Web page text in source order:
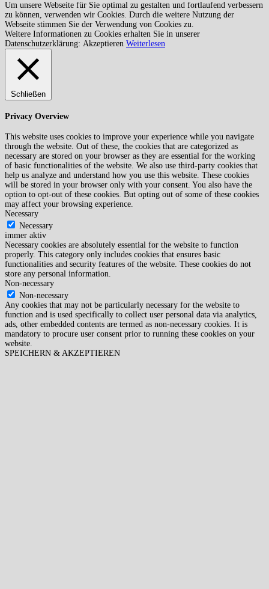
Um unsere Webseite für Sie optimal zu gestalten und fortlaufend verbessern
zu können, verwenden wir Cookies. Durch die weitere Nutzung der
Webseite stimmen Sie der Verwendung von Cookies zu.
Weitere Informationen zu Cookies erhalten Sie in unserer
Datenschutzerklärung: Akzeptieren Weiterlesen
Schließen
Privacy Overview
This website uses cookies to improve your experience while you navigate
through the website. Out of these, the cookies that are categorized as
necessary are stored on your browser as they are essential for the working
of basic functionalities of the website. We also use third-party cookies that
help us analyze and understand how you use this website. These cookies
will be stored in your browser only with your consent. You also have the
option to opt-out of these cookies. But opting out of some of these cookies
may affect your browsing experience.
Necessary
Necessary
immer aktiv
Necessary cookies are absolutely essential for the website to function
properly. This category only includes cookies that ensures basic
functionalities and security features of the website. These cookies do not
store any personal information.
Non-necessary
Non-necessary
Any cookies that may not be particularly necessary for the website to
function and is used specifically to collect user personal data via analytics,
ads, other embedded contents are termed as non-necessary cookies. It is
mandatory to procure user consent prior to running these cookies on your
website.
SPEICHERN & AKZEPTIEREN